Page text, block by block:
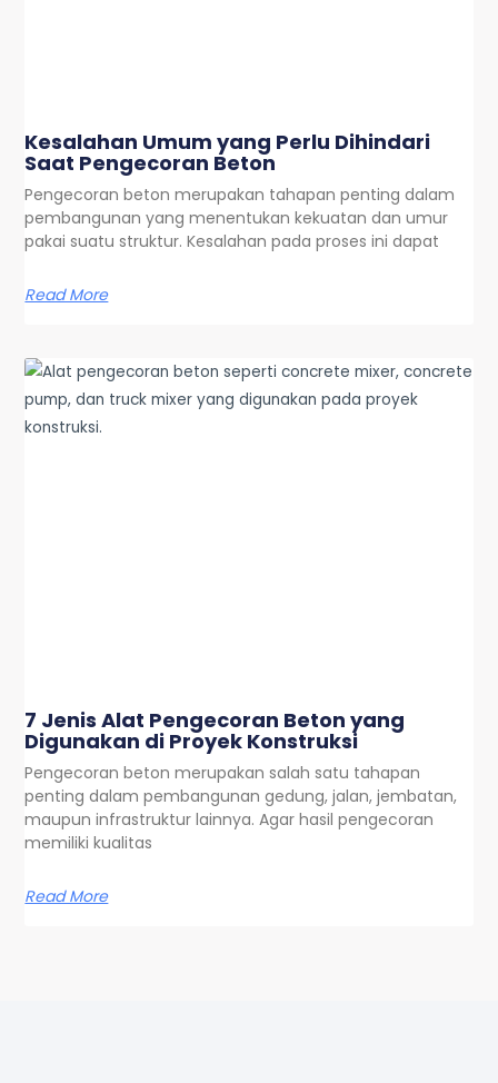
Kesalahan Umum yang Perlu Dihindari
Saat Pengecoran Beton
Pengecoran beton merupakan tahapan penting dalam
pembangunan yang menentukan kekuatan dan umur
pakai suatu struktur. Kesalahan pada proses ini dapat
Read More
7 Jenis Alat Pengecoran Beton yang
Digunakan di Proyek Konstruksi
Pengecoran beton merupakan salah satu tahapan
penting dalam pembangunan gedung, jalan, jembatan,
maupun infrastruktur lainnya. Agar hasil pengecoran
memiliki kualitas
Read More